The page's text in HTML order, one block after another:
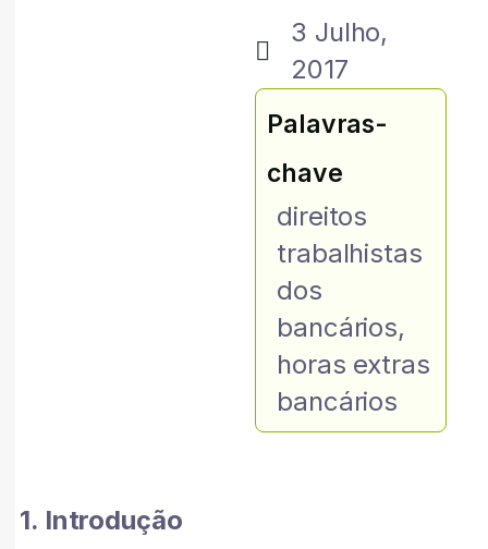
3 Julho,
2017
Palavras-
chave
direitos
trabalhistas
dos
bancários,
horas extras
bancários
1. Introdução